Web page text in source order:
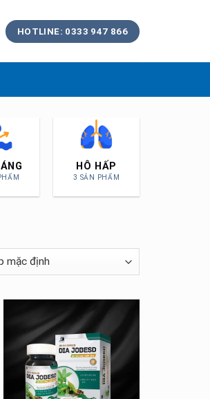
HOTLINE: 0333 947 866
TIÊU HÓA
3 SẢN PHẨM
TIM MẠCH
2 SẢN PHẨM